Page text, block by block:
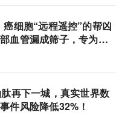
细胞“远程遥控”的帮凶
血管漏成筛子，专为转
再下一城，真实世界数
件风险降低32%！